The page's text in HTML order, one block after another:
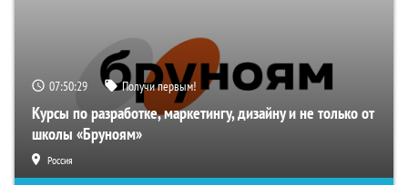
07:50:28 Получи первым!
Курсы по разработке, маркетингу, дизайну и не только от
школы «Бруноям»
Россия